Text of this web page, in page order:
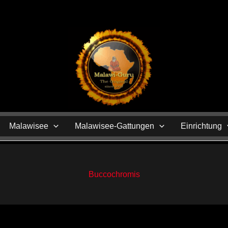
Malawisee Malawisee-Gattungen Einrichtung
Buccochromis